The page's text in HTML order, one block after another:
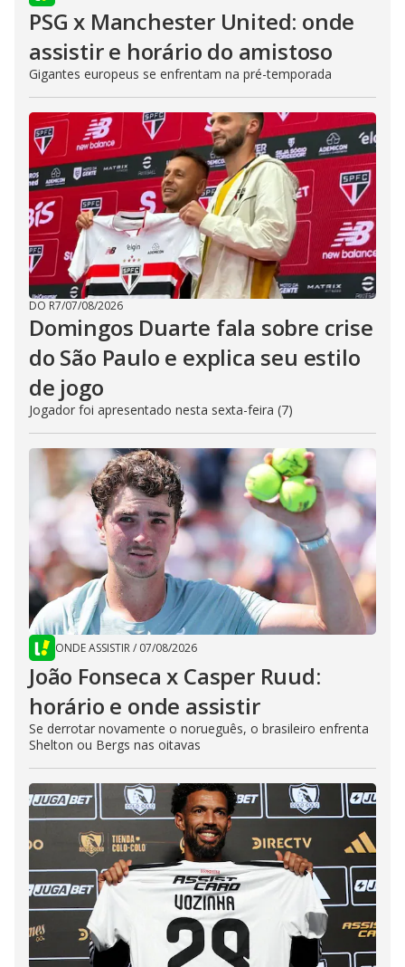
PSG x Manchester United: onde
assistir e horário do amistoso
Gigantes europeus se enfrentam na pré-temporada
DO R7/07/08/2026
Domingos Duarte fala sobre crise
do São Paulo e explica seu estilo
de jogo
Jogador foi apresentado nesta sexta-feira (7)
ONDE ASSISTIR/ 07/08/2026
João Fonseca x Casper Ruud:
horário e onde assistir
Se derrotar novamente o norueguês, o brasileiro enfrenta
Shelton ou Bergs nas oitavas